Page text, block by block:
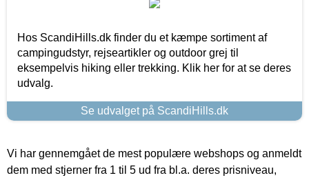
Hos ScandiHills.dk finder du et kæmpe sortiment af
campingudstyr, rejseartikler og outdoor grej til
eksempelvis hiking eller trekking. Klik her for at se deres
udvalg.
Se udvalget på ScandiHills.dk
Vi har gennemgået de mest populære webshops og anmeldt
dem med stjerner fra 1 til 5 ud fra bl.a. deres prisniveau,